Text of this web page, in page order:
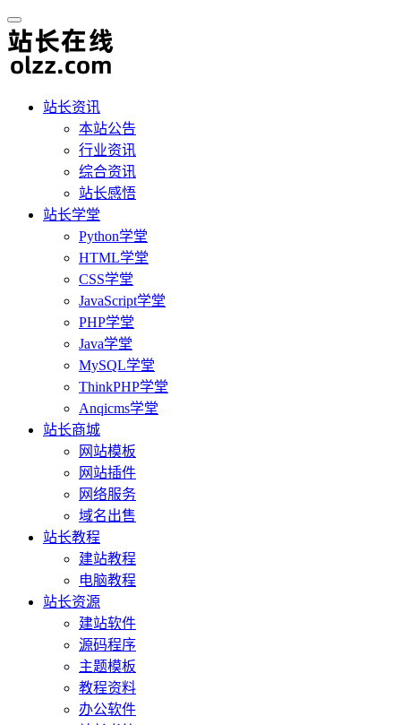
站长资讯
本站公告
行业资讯
综合资讯
站长感悟
站长学堂
Python学堂
HTML学堂
CSS学堂
JavaScript学堂
PHP学堂
Java学堂
MySQL学堂
ThinkPHP学堂
Anqicms学堂
站长商城
网站模板
网站插件
网络服务
域名出售
站长教程
建站教程
电脑教程
站长资源
建站软件
源码程序
主题模板
教程资料
办公软件